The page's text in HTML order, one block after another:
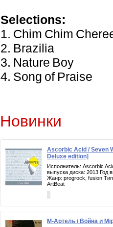
Selections:
1. Chim Chim
2. Brazilia
3. Nature Boy
4. Song of Praise
Новинки
Ascorbic Acid / Seven
Deluxe edition]
Исполнитель: Ascorbic
выпуска диска: 2013 Год
Жанр: progrock, fusion
ArtBeat
М-Артель / Война и